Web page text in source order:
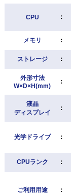
CPU ：
メモリ ：
ストレージ ：
外形寸法
W×D×H(mm)
：
液晶
ディスプレイ
：
光学ドライブ ：
CPUランク ：
ご利用用途 ：